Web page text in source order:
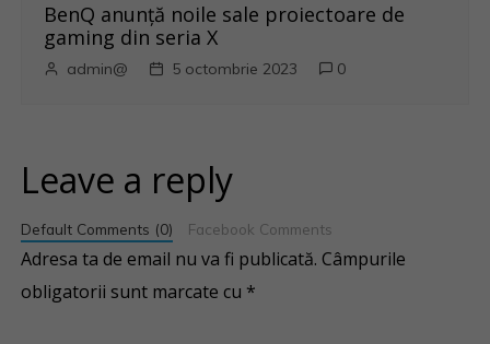
BenQ anunţă noile sale proiectoare de
gaming din seria X
admin@ 5 octombrie 2023 0
Leave a reply
Default Comments (0) Facebook Comments
Adresa ta de email nu va fi publicată. Câmpurile
obligatorii sunt marcate cu *